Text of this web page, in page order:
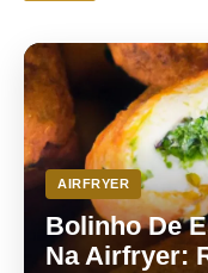
AIRFRYER
Bolinho De
Na Airfryer: